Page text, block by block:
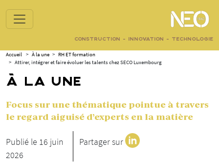
CONSTRUCTION - INNOVATION - TECHNOLOGIE
Accueil > À la une > RH ET formation
> Attirer, intégrer et faire évoluer les talents chez SECO Luxembourg
À LA UNE
Focus sur une thématique pointue à travers
le regard aiguisé d’experts en la matière
Publié le 16 juin
2026
Partager sur